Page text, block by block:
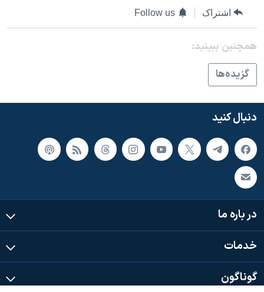
اشتراک Follow us
همچنبن ببینید:
گزيده‌ها
دنبال کنید
در باره ما
خدمات
گوناگون